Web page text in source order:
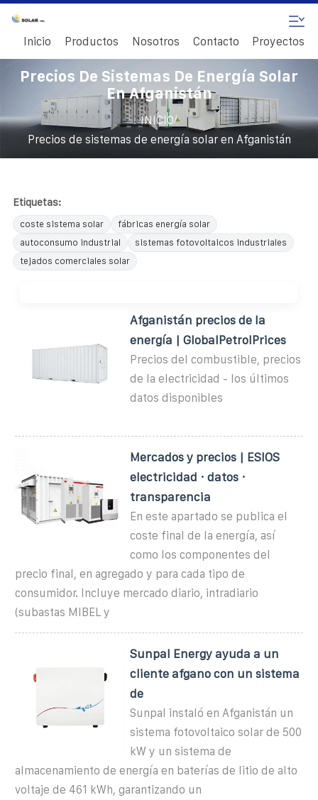
Inicio Productos Nosotros Contacto Proyectos
Precios De Sistemas De Energía Solar
En Afganistán
INICIO/
Precios de sistemas de energía solar en Afganistán
Etiquetas:
coste sistema solar
fábricas energía solar
autoconsumo industrial
sistemas fotovoltaicos industriales
tejados comerciales solar
Afganistán precios de la
energía | GlobalPetrolPrices
Precios del combustible, precios
de la electricidad - los últimos
datos disponibles
Mercados y precios | ESIOS
electricidad · datos ·
transparencia
En este apartado se publica el
coste final de la energía, así
como los componentes del
precio final, en agregado y para cada tipo de
consumidor. Incluye mercado diario, intradiario
(subastas MIBEL y
Sunpal Energy ayuda a un
cliente afgano con un sistema
de
Sunpal instaló en Afganistán un
sistema fotovoltaico solar de 500
kW y un sistema de
almacenamiento de energía en baterías de litio de alto
voltaje de 461 kWh, garantizando un